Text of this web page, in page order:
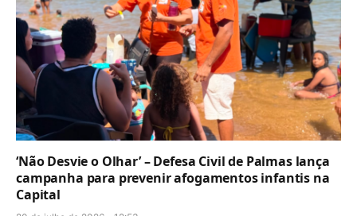
‘Não Desvie o Olhar’ – Defesa Civil de Palmas lança
campanha para prevenir afogamentos infantis na
Capital